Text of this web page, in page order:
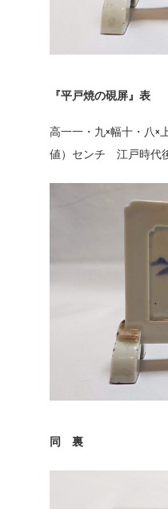
『平戸焼の硯屏』表
高一一・九×幅十・八×
値）センチ 江戸時代
同 裏